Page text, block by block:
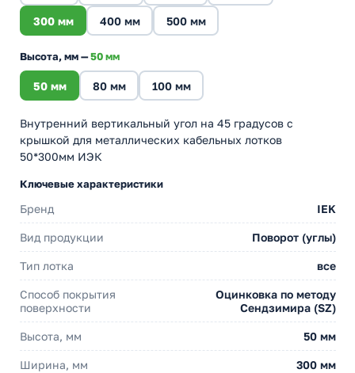
300 мм 400 мм 500 мм
Высота, мм —50 мм
50 мм 80 мм 100 мм
Внутренний вертикальный угол на 45 градусов с
крышкой для металлических кабельных лотков
50*300мм ИЭК
Ключевые характеристики
Бренд IEK
Вид продукции Поворот (углы)
Тип лотка все
Способ покрытия
поверхности
Оцинковка по методу
Сендзимира (SZ)
Высота, мм 50 мм
Ширина, мм 300 мм